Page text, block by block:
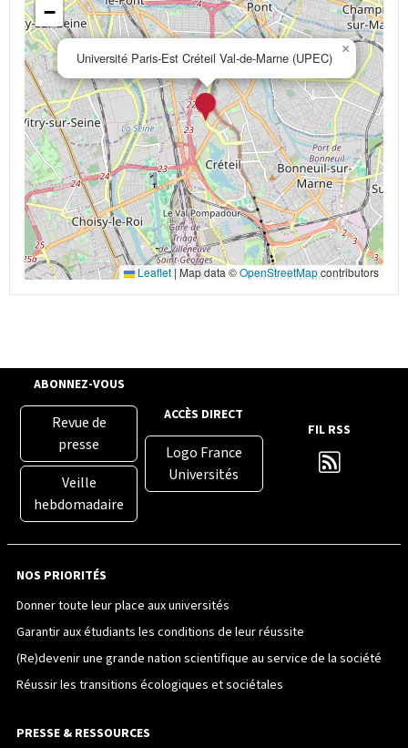
Université Paris-Est Créteil Val-de-Marne (UPEC)
×
−
Leaflet| Map data ©OpenStreetMapcontributors
ABONNEZ-VOUS
Revue de
presse
Veille
hebdomadaire
ACCÈS DIRECT
Logo France
Universités
FIL RSS
NOS PRIORITÉS
Donner toute leur place aux universités
Garantir aux étudiants les conditions de leur réussite
(Re)devenir une grande nation scientifique au service de la société
Réussir les transitions écologiques et sociétales
PRESSE & RESSOURCES